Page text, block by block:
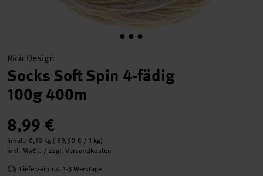
Rico Design
Socks Soft Spin 4-fädig
100g 400m
8,99 €
Inhalt: 0,10 kg ( 89,90 € / 1 kg)
inkl. MwSt. / zzgl. Versandkosten
Lieferzeit: ca. 1-3 Werktage